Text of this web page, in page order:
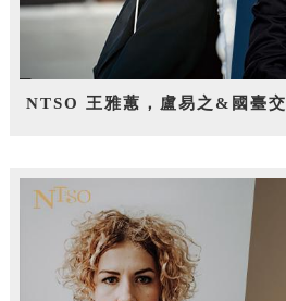
NTSO 王雅蕙，盧易之&國臺交